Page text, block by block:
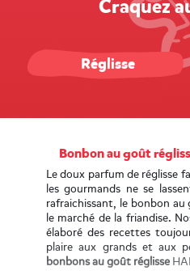
Craquez
Réglisse
Bonbon au goût
Le doux parfum de réglisse
les gourmands ne se
rafraichissant, le bonbon au
le marché de la friandise.
élaboré des recettes
plaire aux grands et aux
bonbons au goût réglisse